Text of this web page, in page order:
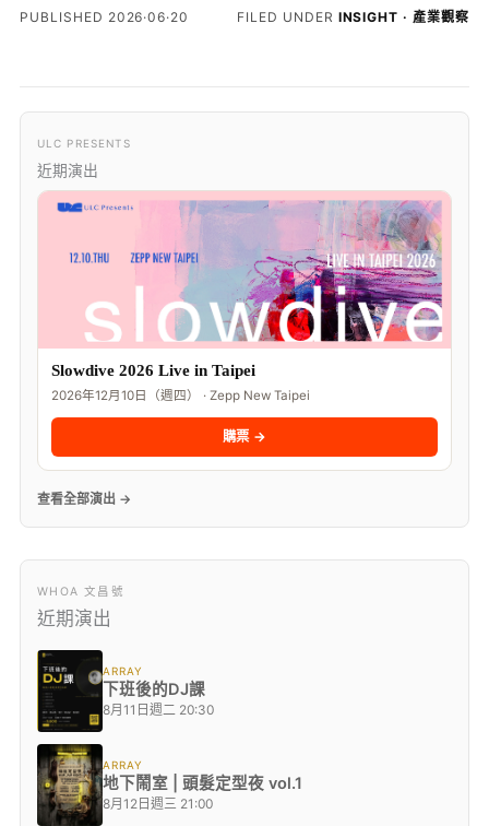
PUBLISHED 2026·06·20 FILED UNDER INSIGHT · 產業觀察
ULC PRESENTS
近期演出
Slowdive 2026 Live in Taipei
2026年12月10日（週四） · Zepp New Taipei
購票 →
查看全部演出 →
WHOA 文昌號
近期演出
ARRAY
下班後的DJ課
8月11日週二 20:30
ARRAY
地下鬧室 | 頭髮定型夜 vol.1
8月12日週三 21:00